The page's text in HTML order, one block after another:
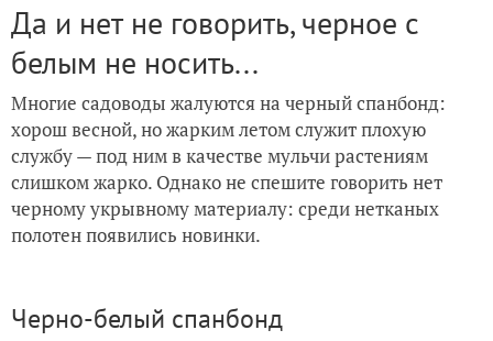
Да и нет не говорить, черное с
белым не носить...
Многие садоводы жалуются на черный спанбонд:
хорош весной, но жарким летом служит плохую
службу — под ним в качестве мульчи растениям
слишком жарко. Однако не спешите говорить нет
черному укрывному материалу: среди нетканых
полотен появились новинки.
Черно-белый спанбонд